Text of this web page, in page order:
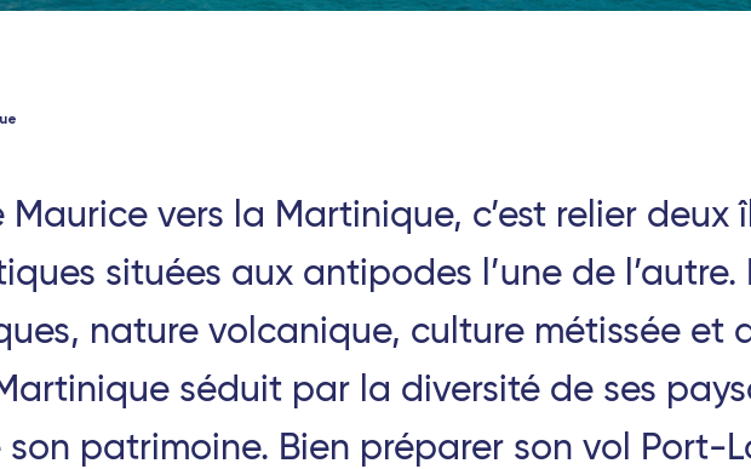
Connect
Corps (Tours) - TGV
Maurice vers la Martinique, c’est relier deux
situées aux antipodes l’une de l’autre.
nature volcanique, culture métissée et
séduit par la diversité de ses
patrimoine. Bien préparer son vol Port-